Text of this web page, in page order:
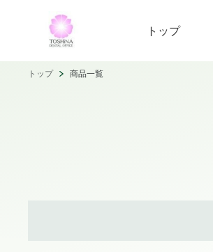
トップ
トップ 商品一覧